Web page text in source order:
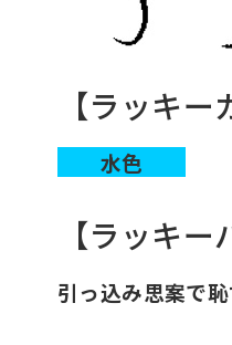
【ラッキー
水色
【ラッキー
引っ込み思案で